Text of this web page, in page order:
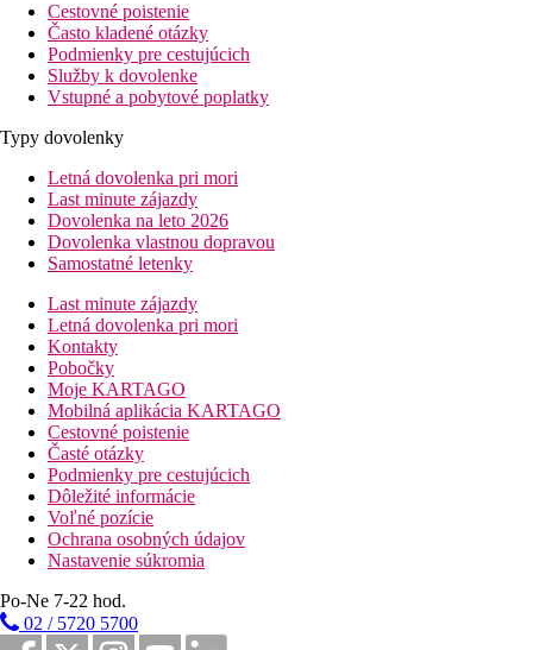
Cestovné poistenie
Často kladené otázky
Podmienky pre cestujúcich
Služby k dovolenke
Vstupné a pobytové poplatky
Typy dovolenky
Letná dovolenka pri mori
Last minute zájazdy
Dovolenka na leto 2026
Dovolenka vlastnou dopravou
Samostatné letenky
Last minute zájazdy
Letná dovolenka pri mori
Kontakty
Pobočky
Moje KARTAGO
Mobilná aplikácia KARTAGO
Cestovné poistenie
Časté otázky
Podmienky pre cestujúcich
Dôležité informácie
Voľné pozície
Ochrana osobných údajov
Nastavenie súkromia
Po-Ne 7-22 hod.
02 / 5720 5700